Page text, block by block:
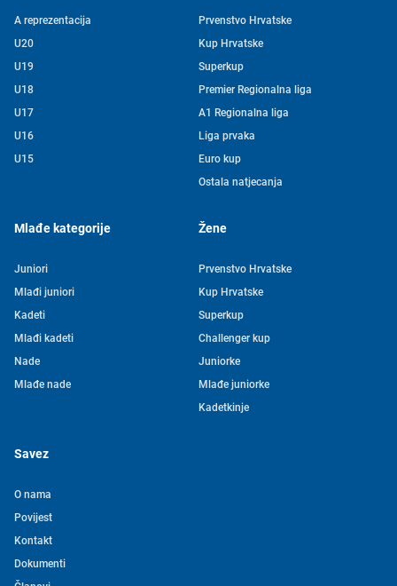
A reprezentacija
U20
U19
U18
U17
U16
U15
Prvenstvo Hrvatske
Kup Hrvatske
Superkup
Premier Regionalna liga
A1 Regionalna liga
Liga prvaka
Euro kup
Ostala natjecanja
Mlađe kategorije
Juniori
Mlađi juniori
Kadeti
Mlađi kadeti
Nade
Mlađe nade
Žene
Prvenstvo Hrvatske
Kup Hrvatske
Superkup
Challenger kup
Juniorke
Mlađe juniorke
Kadetkinje
Savez
O nama
Povijest
Kontakt
Dokumenti